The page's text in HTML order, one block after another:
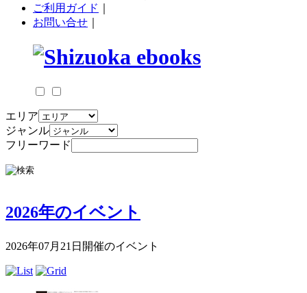
ご利用ガイド
お問い合せ
エリア
ジャンル
フリーワード
2026年のイベント
2026年07月21日開催のイベント